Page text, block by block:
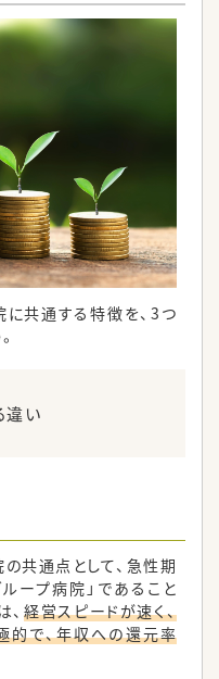
共通する特徴を、3つ
違い
共通点として、急性期
ープ病院」であること
経営スピードが速く、
的で、年収への還元率